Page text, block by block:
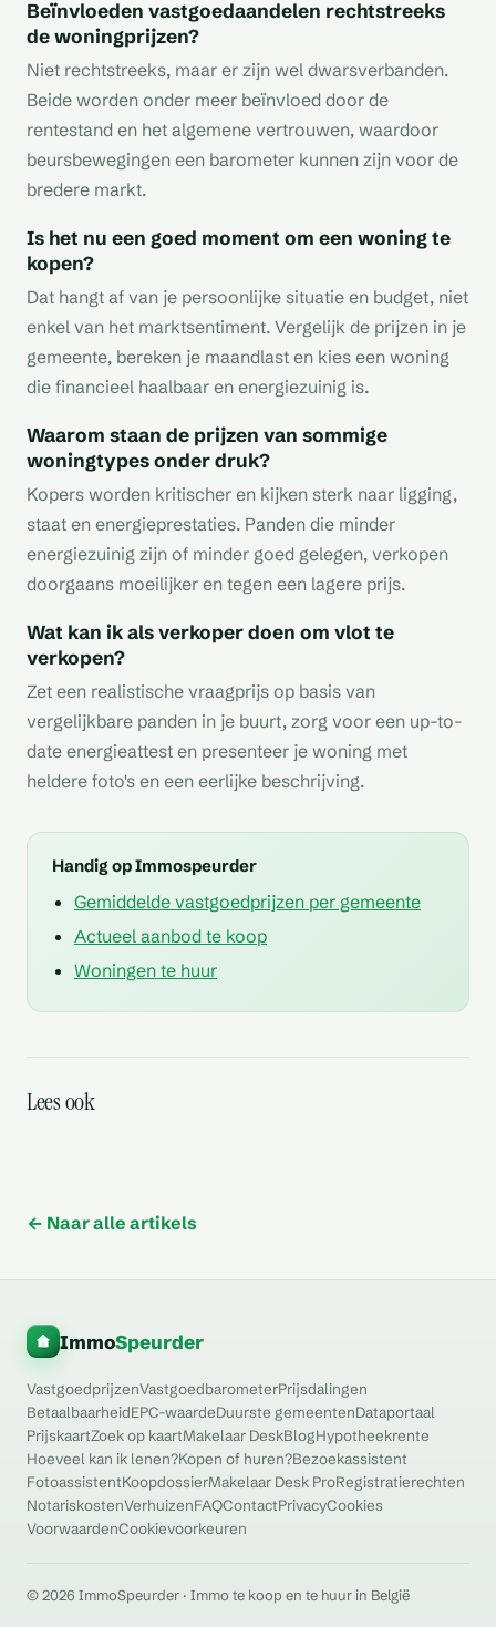
Beïnvloeden vastgoedaandelen rechtstreeks
de woningprijzen?
Niet rechtstreeks, maar er zijn wel dwarsverbanden.
Beide worden onder meer beïnvloed door de
rentestand en het algemene vertrouwen, waardoor
beursbewegingen een barometer kunnen zijn voor de
bredere markt.
Is het nu een goed moment om een woning te
kopen?
Dat hangt af van je persoonlijke situatie en budget, niet
enkel van het marktsentiment. Vergelijk de prijzen in je
gemeente, bereken je maandlast en kies een woning
die financieel haalbaar en energiezuinig is.
Waarom staan de prijzen van sommige
woningtypes onder druk?
Kopers worden kritischer en kijken sterk naar ligging,
staat en energieprestaties. Panden die minder
energiezuinig zijn of minder goed gelegen, verkopen
doorgaans moeilijker en tegen een lagere prijs.
Wat kan ik als verkoper doen om vlot te
verkopen?
Zet een realistische vraagprijs op basis van
vergelijkbare panden in je buurt, zorg voor een up-to-
date energieattest en presenteer je woning met
heldere foto's en een eerlijke beschrijving.
Handig op Immospeurder
Gemiddelde vastgoedprijzen per gemeente
Actueel aanbod te koop
Woningen te huur
Lees ook
Brussel: wat de uitspraak
betekent
woningmarkt: minder
Betaalbaar penthouse
← Naar alle artikels
ImmoSpeurder
VastgoedprijzenVastgoedbarometerPrijsdalingen
BetaalbaarheidEPC-waardeDuurste gemeentenDataportaal
PrijskaartZoek op kaartMakelaar DeskBlogHypotheekrente
Hoeveel kan ik lenen?Kopen of huren?Bezoekassistent
FotoassistentKoopdossierMakelaar Desk ProRegistratierechten
NotariskostenVerhuizenFAQContactPrivacyCookies
VoorwaardenCookievoorkeuren
© 2026 ImmoSpeurder · Immo te koop en te huur in België